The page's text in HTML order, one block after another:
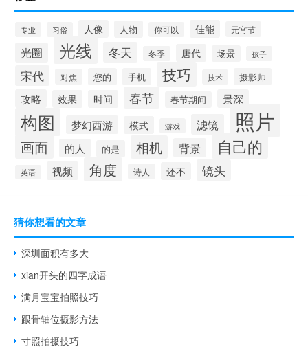
专业 习俗 人像 人物 你可以 佳能 元宵节
光圈 光线 冬天 冬季 唐代 场景 孩子
宋代 对焦 您的 手机 技巧 技术 摄影师
攻略 效果 时间 春节 春节期间 景深
构图 梦幻西游 模式 游戏 滤镜 照片
画面 的人 的是 相机 背景 自己的
英语 视频 角度 诗人 还不 镜头
猜你想看的文章
深圳面积有多大
xian开头的四字成语
满月宝宝拍照技巧
跟骨轴位摄影方法
寸照拍摄技巧